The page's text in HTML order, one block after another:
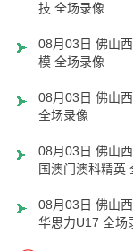
技 全场录像
08月03日 佛山
模 全场录像
08月03日 佛山
全场录像
08月03日 佛山
国澳门澳科精英
08月03日 佛山
华思力U17 全场